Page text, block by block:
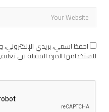
احفظ اسمي، بريدي
لاستخدامها المرة المقبلة في